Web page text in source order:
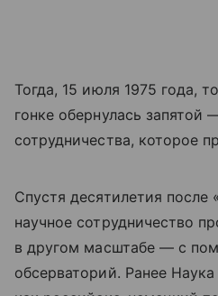
Тогда, 15 июля 1975 года,
гонке обернулась запятой
сотрудничества, которое
Спустя десятилетия
научное сотрудничество
в другом масштабе — с
обсерваторий. Ранее Наука